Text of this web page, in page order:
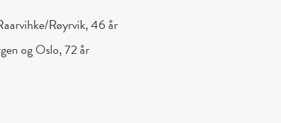
Røyrvik, 46 år
og Oslo, 72 år